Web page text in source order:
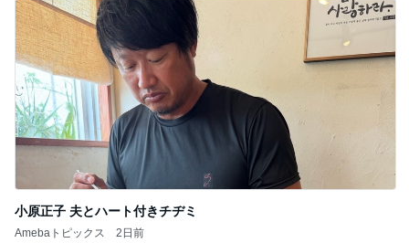
小原正子 夫とハート付きチヂミ
Amebaトピックス 2日前